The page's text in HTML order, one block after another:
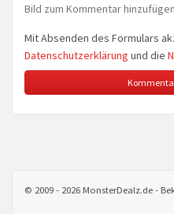
Bild zum Kommentar
Mit Absenden des Formulars
Datenschutzerklärung und die
© 2009 - 2026 MonsterDealz.de -